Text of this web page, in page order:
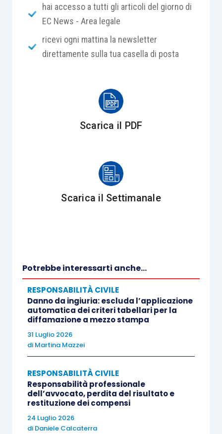
responsabilità di carattere oggettivo, che può essere
esclusa unicamente dalla prova del caso fortuito.
Pertanto, il custode, a differenza del conduttore, non
si libera provando di avere assolto ai suoi doveri di
abbia avuto un’efficacia causale esclusiva nella
A seguito di un incendio sviluppatosi all’interno di
soggetti ai quali appartenevano i locali sublocati.
Nel giudizio che questi avevano promosso per
ottenere il risarcimento dei danni, interveniva la
compagnia assicuratrice che aveva loro
corrisposto l’indennizzo, per esercitare, nei
exart. 1916 c.c.
Riconosciuta la natura dolosa dell’incendio,
imputabile a non meglio identificati soggetti terzi,
hai accesso a tutti gli articoli del giorno di
EC News - Area legale
ricevi ogni mattina la newsletter
direttamente sulla tua casella di posta
Scarica il PDF
Scarica il Settimanale
Potrebbe interessarti anche...
RESPONSABILITÀ CIVILE
Danno da ingiuria: escluda l’applicazione
automatica dei criteri tabellari per la
diffamazione a mezzo stampa
31 Luglio 2026
di Martina Mazzei
RESPONSABILITÀ CIVILE
Responsabilità professionale
dell’avvocato, perdita del risultato e
restituzione dei compensi
24 Luglio 2026
di Daniele Calcaterra